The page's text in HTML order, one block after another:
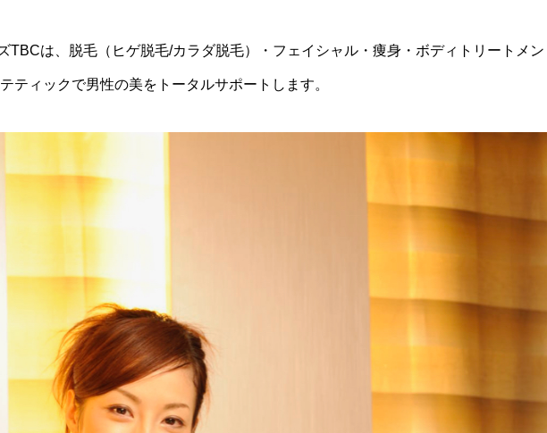
TBCは、脱毛（ヒゲ脱毛/カラダ脱毛）・フェイシャル・痩身・ボディトリートメ
ティックで男性の美をトータルサポートします。